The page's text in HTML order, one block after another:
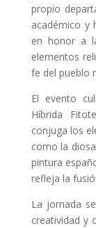
propio
académico y
en honor a
elementos
fe del pueblo
El evento
Híbrida
conjuga los
como la
pintura
refleja la
La jornada
creatividad y